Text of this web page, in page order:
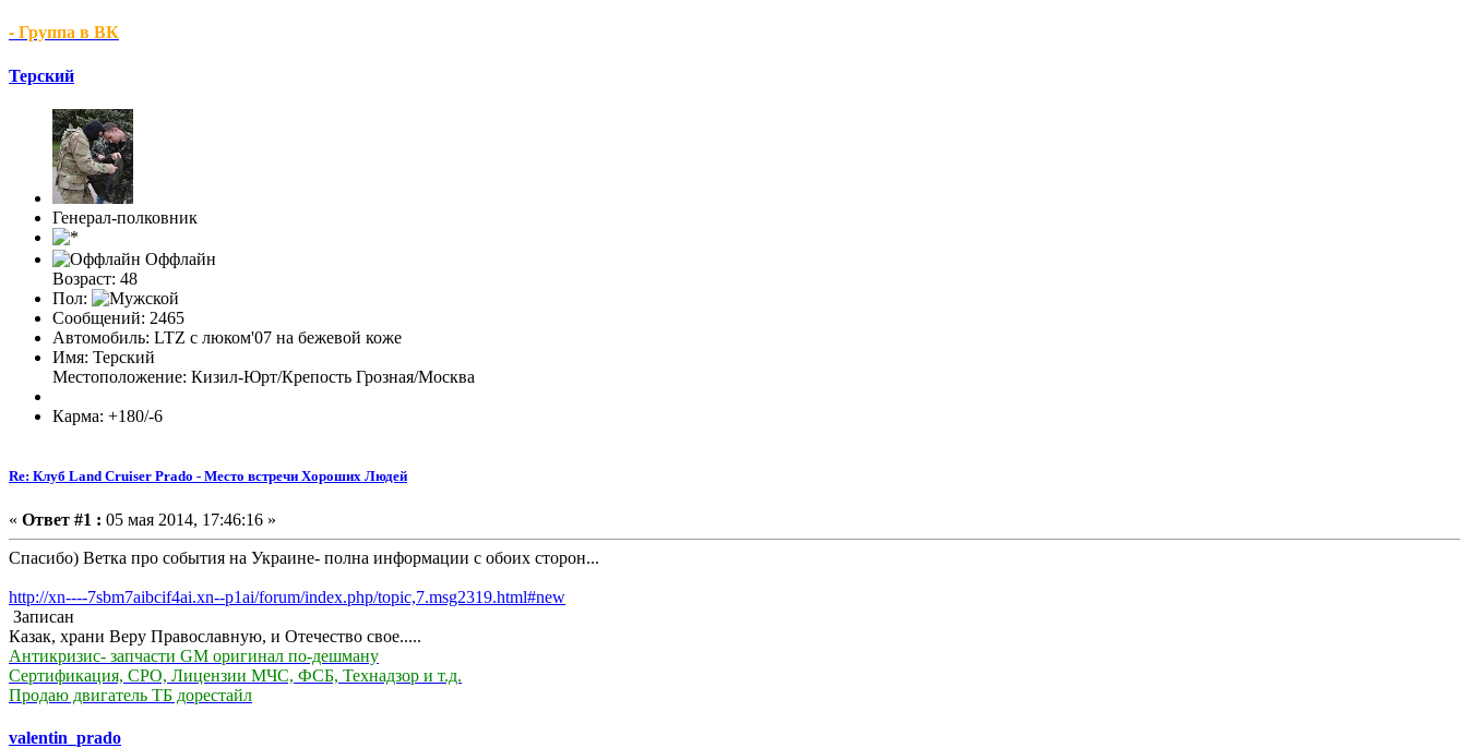
- Группа в ВК
Терский
Генерал-полковник
Оффлайн
Возраст: 48
Пол:
Сообщений: 2465
Автомобиль: LTZ c люком'07 на бежевой коже
Имя: Терский
Местоположение: Кизил-Юрт/Крепость Грозная/Москва
Карма: +180/-6
Re: Клуб Land Cruiser Prado - Место встречи Хороших Людей
« Ответ #1 : 05 мая 2014, 17:46:16 »
Спасибо) Ветка про события на Украине- полна информации с обоих сторон...
http://xn----7sbm7aibcif4ai.xn--p1ai/forum/index.php/topic,7.msg2319.html#new
Записан
Казак, храни Веру Православную, и Отечество свое.....
Антикризис- запчасти GM оригинал по-дешману
Сертификация, СРО, Лицензии МЧС, ФСБ, Технадзор и т.д.
Продаю двигатель ТБ дорестайл
valentin_prado